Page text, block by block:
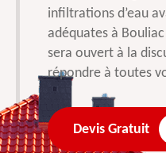
infiltrations d’eau
adéquates à
sera ouvert à la
répondre à toutes
Devis Gratuit